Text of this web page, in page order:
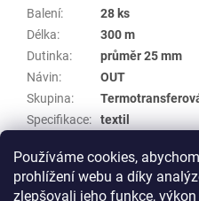
Používáme cookies,
prohlížení webu a díky
zlepšovali jeho funkce,
Balení:
28 ks
Délka:
300 m
Dutinka:
průměr 25 mm
Návin:
OUT
Skupina:
Specifikace:
textil
Typ: Resin